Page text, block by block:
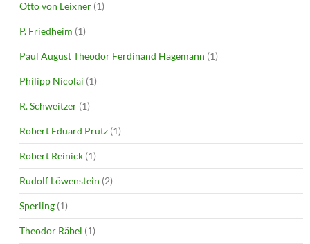
Otto von Leixner (1)
P. Friedheim (1)
Paul August Theodor Ferdinand Hagemann (1)
Philipp Nicolai (1)
R. Schweitzer (1)
Robert Eduard Prutz (1)
Robert Reinick (1)
Rudolf Löwenstein (2)
Sperling (1)
Theodor Räbel (1)